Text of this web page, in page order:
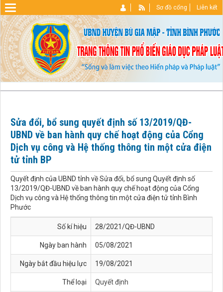
Sơ đồ cổng Liên kết
Sửa đổi, bổ sung quyết định số 13/2019/QĐ-
UBND về ban hành quy chế hoạt động của Cổng
Dịch vụ công và Hệ thống thông tin một cửa điện
tử tỉnh BP
Quyết định của UBND tỉnh về Sửa đổi, bổ sung Quyết định số
13/2019/QĐ-UBND về ban hành quy chế hoạt động của Cổng
Dịch vụ công và Hệ thống thông tin một cửa điện tử tỉnh Bình
Phước
Số kí hiệu 28/2021/QĐ-UBND
Ngày ban hành 05/08/2021
Ngày bắt đầu hiệu lực 19/08/2021
Thể loại Quyết định